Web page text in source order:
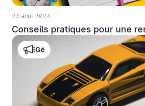
23 août 2024
Conseils pratiques pour une
Gé